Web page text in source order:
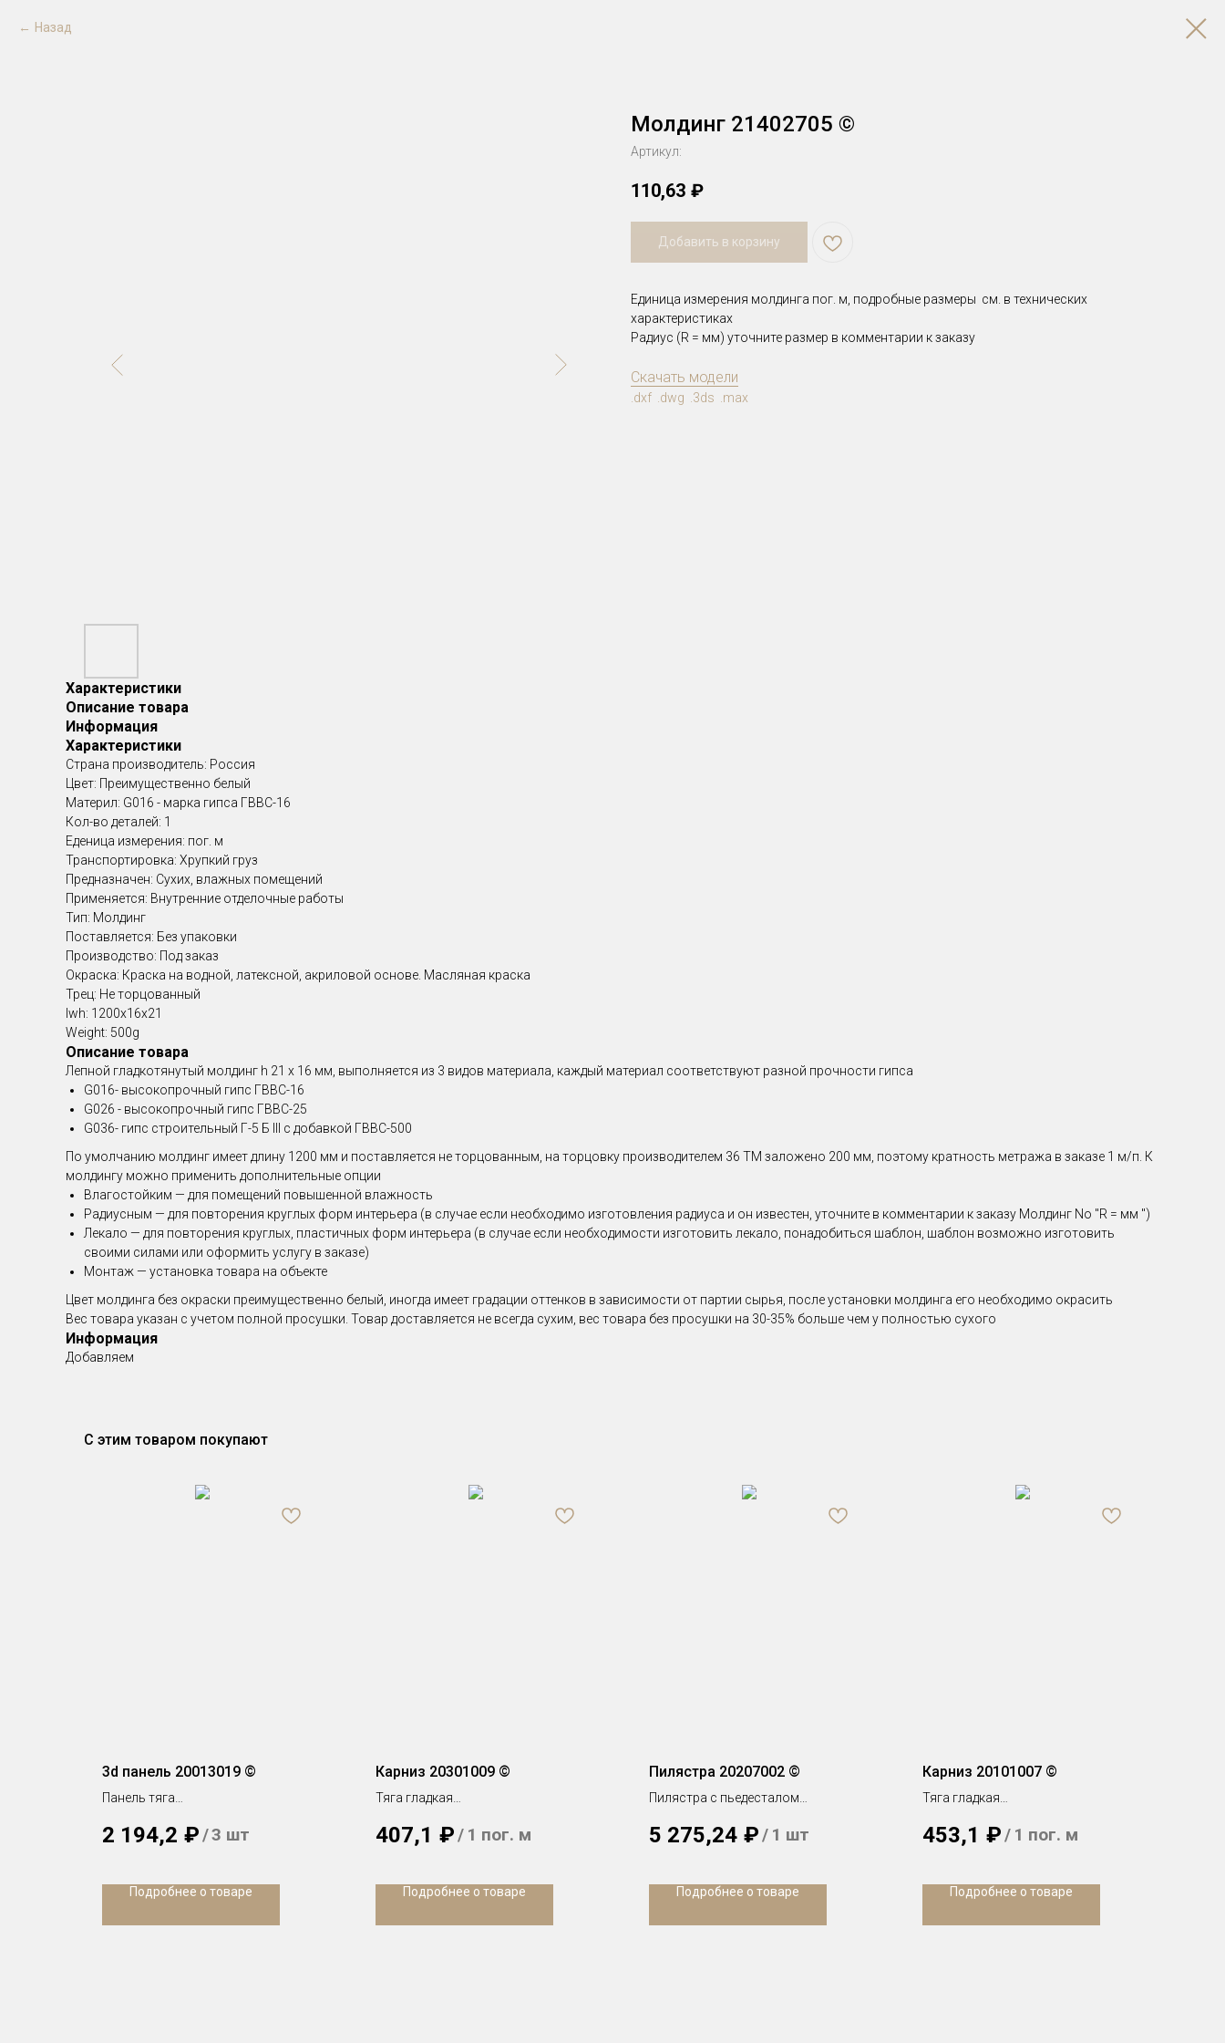
Назад
Молдинг 21402705 ©
Артикул:
110,63 ₽
Добавить в корзину
Единица измерения молдинга пог. м, подробные размеры см. в технических
характеристиках
Радиус (R = мм) уточните размер в комментарии к заказу
Скачать модели
.dxf .dwg .3ds .max
Характеристики
Описание товара
Информация
Характеристики
Страна производитель: Россия
Цвет: Преимущественно белый
Материл: G016 - марка гипса ГВВС-16
Кол-во деталей: 1
Еденица измерения: пог. м
Транспортировка: Хрупкий груз
Предназначен: Сухих, влажных помещений
Применяется: Внутренние отделочные работы
Тип: Молдинг
Поставляется: Без упаковки
Производство: Под заказ
Окраска: Краска на водной, латексной, акриловой основе. Масляная краска
Трец: Не торцованный
lwh: 1200x16x21
Weight: 500g
Описание товара
Лепной гладкотянутый молдинг h 21 х 16 мм , выполняется из 3 видов материала, каждый материал соответствуют разной прочности гипса
G016- высокопрочный гипс ГВВС-16
G026 - высокопрочный гипс ГВВС-25
G036- гипс строительный Г-5 Б III с добавкой ГВВС-500
По умолчанию молдинг имеет длину 1200 мм и поставляется не торцованным, на торцовку производителем 36 ТМ заложено 200 мм, поэтому кратность метража в заказе 1 м/п. К
молдингу можно применить дополнительные опции
Влагостойким — для помещений повышенной влажность
Радиусным — для повторения круглых форм интерьера (в случае если необходимо изготовления радиуса и он известен, уточните в комментарии к заказу Молдинг No "R = мм ")
Лекало — для повторения круглых, пластичных форм интерьера (в случае если необходимости изготовить лекало, понадобиться шаблон, шаблон возможно изготовить
своими силами или оформить услугу в заказе)
Монтаж — установка товара на объекте
Цвет молдинга без окраски преимущественно белый, иногда имеет градации оттенков в зависимости от партии сырья, после установки молдинга его необходимо окрасить
Вес товара указан с учетом полной просушки. Товар доставляется не всегда сухим, вес товара без просушки на 30-35% больше чем у полностью сухого
Информация
Добавляем
С этим товаром покупают
3d панель 20013019 ©
Панель тяга
2 194,2 ₽/3 шт
Подробнее о товаре
Карниз 20301009 ©
Тяга гладкая
407,1 ₽/ 1 пог. м
Подробнее о товаре
Пилястра 20207002 ©
Пилястра с пьедесталом
5 275,24 ₽/ 1 шт
Подробнее о товаре
Карниз 20101007 ©
Тяга гладкая
453,1 ₽/ 1 пог. м
Подробнее о товаре